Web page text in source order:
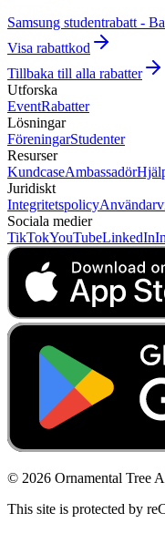
Samsung studentrabatt -
Visa rabattkod
Tillbaka till alla rabatter
Utforska
EventRabatter
Lösningar
FöreningarStudenter
Resurser
KundcaseAmbassadör
Juridiskt
Integritetspolicy
Sociala medier
TikTokYouTubeLinkedIn
© 2026 Ornamental Tree
This site is protected by